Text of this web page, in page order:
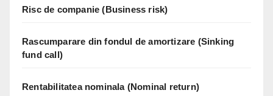
Risc de companie (Business risk)
Rascumparare din fondul de amortizare (Sinking
fund call)
Rentabilitatea nominala (Nominal return)